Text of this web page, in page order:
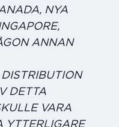
NYA
ANNAN
DETTA
VARA
YTTERLIGARE